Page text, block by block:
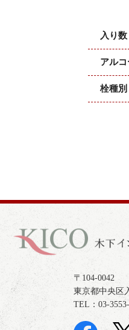
入り数
アル
栓種別
〒104-0042
東京都中央区
TEL：03-